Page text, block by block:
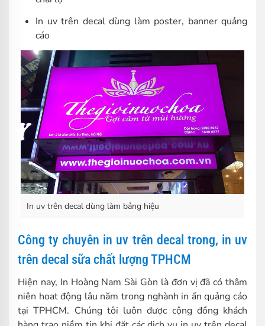
In uv trên decal dùng làm poster, banner quảng
cáo
In uv trên decal dùng làm bảng hiệu
Công ty chuyên in uv trên decal trong, in uv
trên decal sữa chất lượng TPHCM
Hiện nay, In Hoàng Nam Sài Gòn là đơn vị đã có thâm
niên hoat động lâu năm trong nghành in ấn quảng cáo
tại TPHCM. Chúng tôi luôn được cộng đồng khách